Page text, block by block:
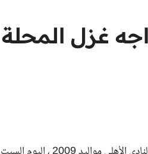
2009 يواجه غزل